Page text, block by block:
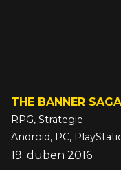
THE BANNER
RPG, Strategie
Android, PC,
19. duben 2016